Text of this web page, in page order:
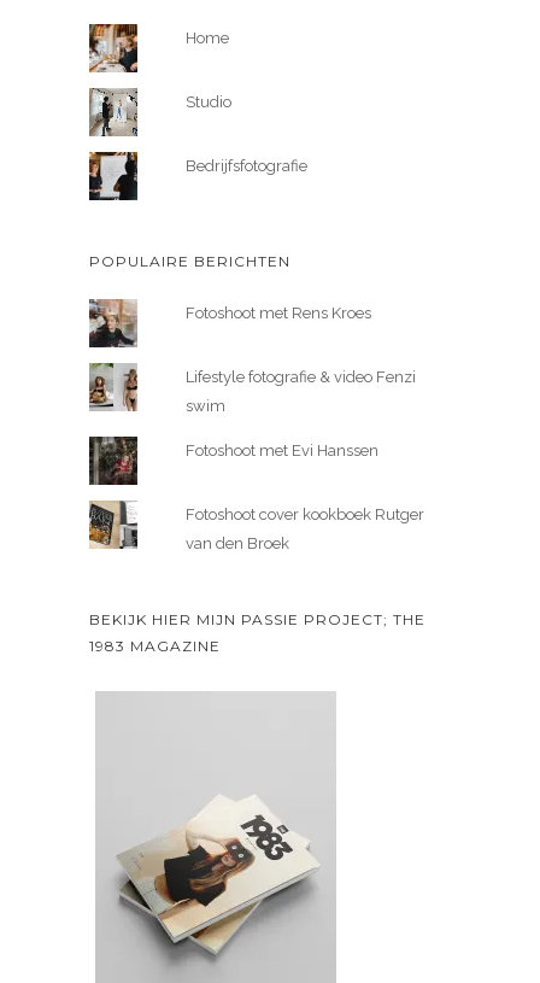
Home
Studio
Bedrijfsfotografie
POPULAIRE BERICHTEN
Fotoshoot met Rens Kroes
Lifestyle fotografie & video Fenzi
swim
Fotoshoot met Evi Hanssen
Fotoshoot cover kookboek Rutger
van den Broek
BEKIJK HIER MIJN PASSIE PROJECT; THE
1983 MAGAZINE